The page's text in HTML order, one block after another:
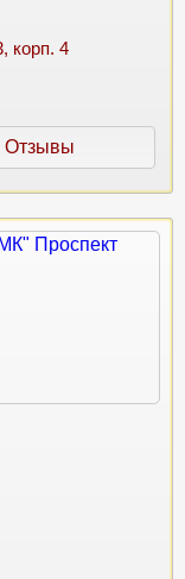
корп. 4
Отзывы